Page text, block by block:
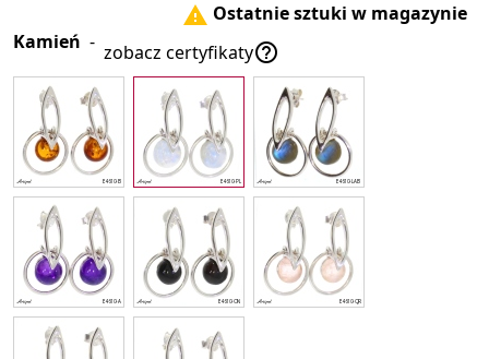
 Ostatnie sztuki w magazynie
Kamień - zobacz certyfikaty